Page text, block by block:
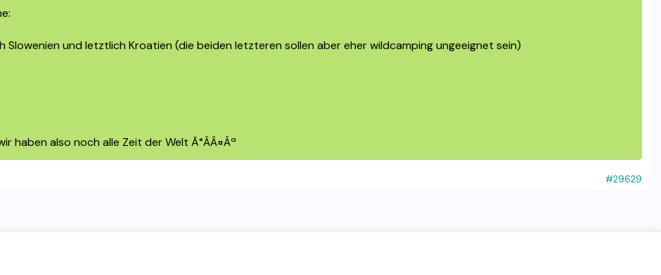
Slowenien und letztlich Kroatien (die beiden letzteren sollen aber eher wildcamping ungeeignet sein)
haben also noch alle Zeit der Welt Ã°ÂÂ¤Âª
#29629